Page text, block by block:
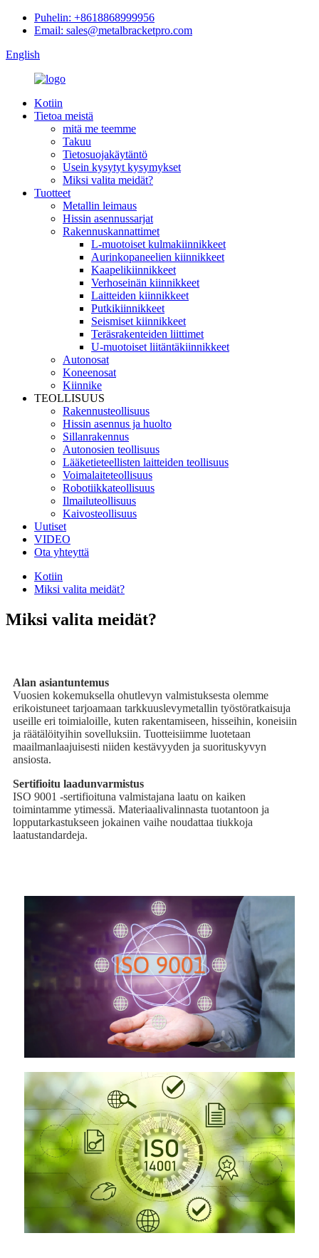
Puhelin: +8618868999956
Email: sales@metalbracketpro.com
English
Kotiin
Tietoa meistä
mitä me teemme
Takuu
Tietosuojakäytäntö
Usein kysytyt kysymykset
Miksi valita meidät?
Tuotteet
Metallin leimaus
Hissin asennussarjat
Rakennuskannattimet
L-muotoiset kulmakiinnikkeet
Aurinkopaneelien kiinnikkeet
Kaapelikiinnikkeet
Verhoseinän kiinnikkeet
Laitteiden kiinnikkeet
Putkikiinnikkeet
Seismiset kiinnikkeet
Teräsrakenteiden liittimet
U-muotoiset liitäntäkiinnikkeet
Autonosat
Koneenosat
Kiinnike
TEOLLISUUS
Rakennusteollisuus
Hissin asennus ja huolto
Sillanrakennus
Autonosien teollisuus
Lääketieteellisten laitteiden teollisuus
Voimalaiteteollisuus
Robotiikkateollisuus
Ilmailuteollisuus
Kaivosteollisuus
Uutiset
VIDEO
Ota yhteyttä
Kotiin
Miksi valita meidät?
Miksi valita meidät?
Alan asiantuntemus
Vuosien kokemuksella ohutlevyn valmistuksesta olemme
erikoistuneet tarjoamaan tarkkuuslevymetallin työstöratkaisuja
useille eri toimialoille, kuten rakentamiseen, hisseihin, koneisiin
ja räätälöityihin sovelluksiin. Tuotteisiimme luotetaan
maailmanlaajuisesti niiden kestävyyden ja suorituskyvyn
ansiosta.
Sertifioitu laadunvarmistus
ISO 9001 -sertifioituna valmistajana laatu on kaiken
toimintamme ytimessä. Materiaalivalinnasta tuotantoon ja
lopputarkastukseen jokainen vaihe noudattaa tiukkoja
laatustandardeja.